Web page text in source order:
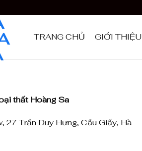
TRANG CHỦ GIỚI THIỆU
thất Hoàng Sa
27 Trần Duy Hưng, Cầu Giấy, Hà